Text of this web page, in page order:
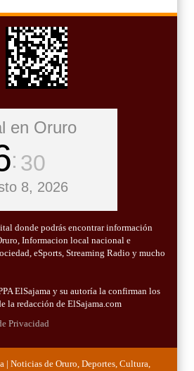
en Oruro
31
8, 2026
donde podrás encontrar información
Informacion local nacional e
eSports, Streaming Radio y mucho
ElSajama y su autoría la confirman los
la redacción de ElSajama.com
Privacidad
| Noticias de Oruro, Deportes, Cultura,